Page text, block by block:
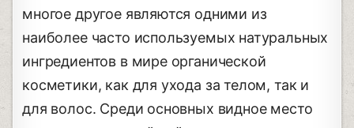
многое другое являются одними из
наиболее часто используемых натуральных
ингредиентов в мире органической
косметики, как для ухода за телом, так и
для волос. Среди основных видное место